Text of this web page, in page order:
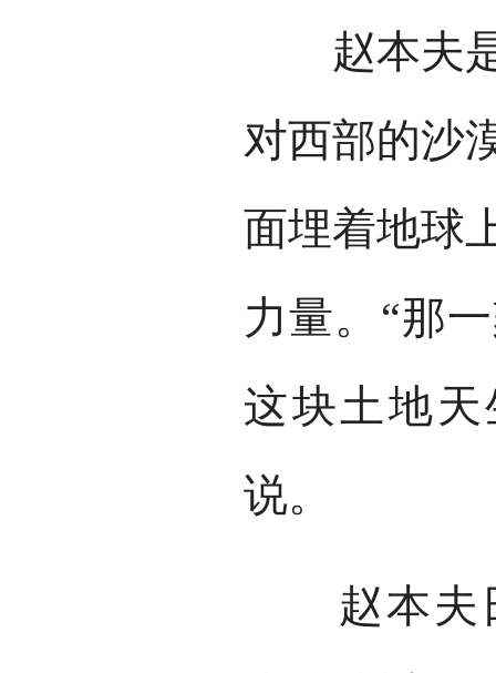
赵本夫是
对西部的沙
面埋着地球
力量。“那
这块土地
说。
赵本夫日